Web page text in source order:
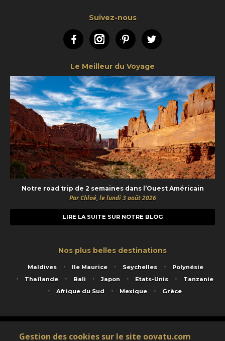
Suivez-nous
FacebookInstagramPinterestTwitter
Le Meilleur du Voyage
Notre road trip de 2 semaines dans l’Ouest Américain
Par Chloé, le lundi 3 août 2026
LIRE LA SUITE SUR NOTRE BLOG
Nos plus belles destinations
Maldives Ile Maurice Seychelles
Polynésie
Thaïlande
Bali Japon Etats-Unis
Tanzanie
Afrique du Sud
Mexique Grèce
Service animé par Nautil Voyages - 22 rue Georges Picquart 75017 Paris - S.A.S
Gestion des cookies sur le site oovatu.com